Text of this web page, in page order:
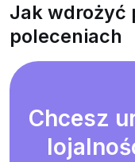
Jak wdrożyć
poleceniach
Chcesz